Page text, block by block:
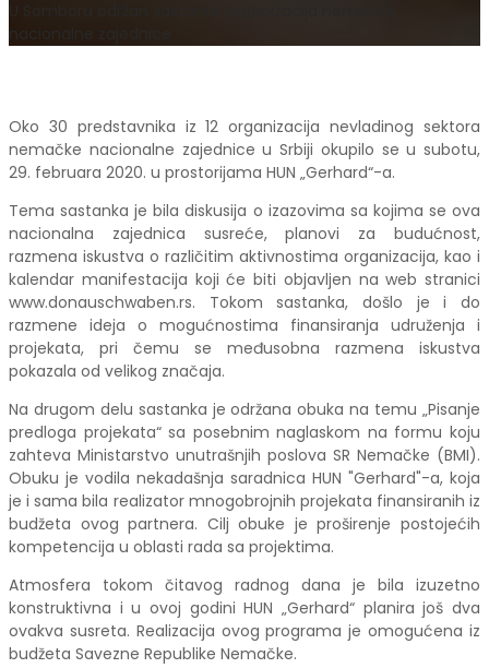
nacionalne zajednice
Oko 30 predstavnika iz 12 organizacija nevladinog sektora
nemačke nacionalne zajednice u Srbiji okupilo se u subotu,
29. februara 2020. u prostorijama HUN „Gerhard“-a.
Tema sastanka je bila diskusija o izazovima sa kojima se ova
nacionalna zajednica susreće, planovi za budućnost,
razmena iskustva o različitim aktivnostima organizacija, kao i
kalendar manifestacija koji će biti objavljen na web stranici
www.donauschwaben.rs. Tokom sastanka, došlo je i do
razmene ideja o mogućnostima finansiranja udruženja i
projekata, pri čemu se međusobna razmena iskustva
pokazala od velikog značaja.
Na drugom delu sastanka je održana obuka na temu „Pisanje
predloga projekata“ sa posebnim naglaskom na formu koju
zahteva Ministarstvo unutrašnjih poslova SR Nemačke (BMI).
Obuku je vodila nekadašnja saradnica HUN "Gerhard"-a, koja
je i sama bila realizator mnogobrojnih projekata finansiranih iz
budžeta ovog partnera. Cilj obuke je proširenje postojećih
kompetencija u oblasti rada sa projektima.
Atmosfera tokom čitavog radnog dana je bila izuzetno
konstruktivna i u ovoj godini HUN „Gerhard“ planira još dva
ovakva susreta. Realizacija ovog programa je omogućena iz
budžeta Savezne Republike Nemačke.